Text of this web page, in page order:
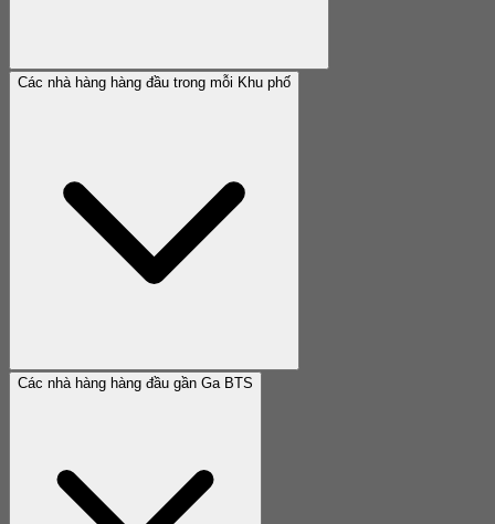
Các nhà hàng hàng đầu trong mỗi Khu phố
Các nhà hàng hàng đầu gần Ga BTS